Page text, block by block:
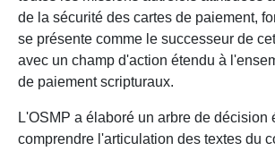
de la sécurité des cartes de paiement,
se présente comme le successeur de
avec un champ d'action étendu à
de paiement scripturaux.
L'OSMP a élaboré un arbre de décision
comprendre l'articulation des textes du